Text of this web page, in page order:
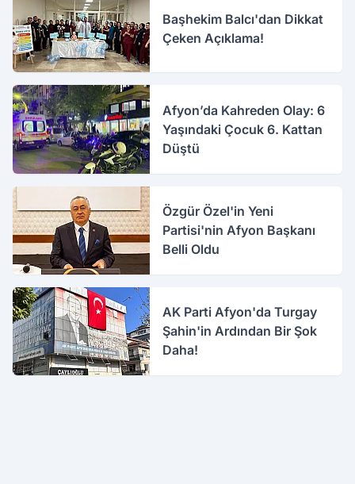
Başhekim Balcı'dan Dikkat
Çeken Açıklama!
Afyon’da Kahreden Olay: 6
Yaşındaki Çocuk 6. Kattan
Düştü
Özgür Özel'in Yeni
Partisi'nin Afyon Başkanı
Belli Oldu
AK Parti Afyon'da Turgay
Şahin'in Ardından Bir Şok
Daha!